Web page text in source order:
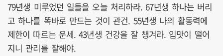
79년생 미루었던 일들을 오늘 처리하라. 67년생 하나는 버리
고 하나를 똑바로 만드는 것이 관건. 55년생 나의 활동력에
제한이 따르는 운세. 43년생 건강을 잘 챙겨라. 입맛이 떨어
지니 관리를 잘해야.